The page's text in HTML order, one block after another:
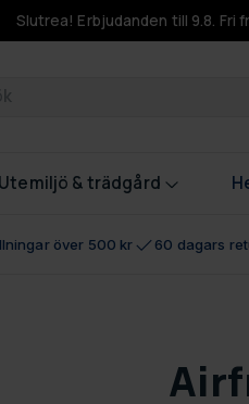
Slutrea! Erbjudanden till 9.8. Fri
Utemiljö & trädgård
över 500 kr 60 dagars